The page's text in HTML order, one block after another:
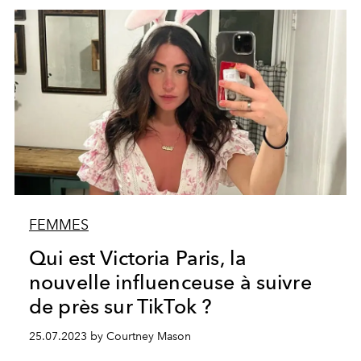
FEMMES
Qui est Victoria Paris, la
nouvelle influenceuse à suivre
de près sur TikTok ?
25.07.2023 by Courtney Mason